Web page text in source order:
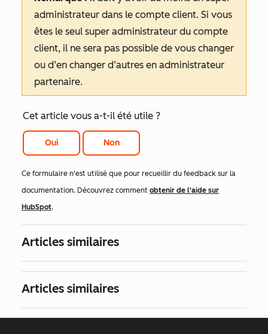
administrateur dans le compte client. Si vous
êtes le seul super administrateur du compte
client, il ne sera pas possible de vous changer
ou d’en changer d’autres en administrateur
partenaire.
Cet article vous a-t-il été utile ?
Oui Non
Ce formulaire n'est utilisé que pour recueillir du feedback sur la
documentation. Découvrez comment obtenir de l'aide sur
HubSpot.
Articles similaires
Articles similaires